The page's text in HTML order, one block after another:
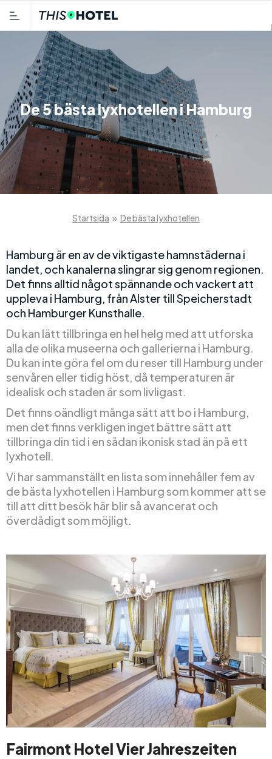
De 5 bästa lyxhotellen i Hamburg
Startsida » De bästa lyxhotellen
Hamburg är en av de viktigaste hamnstäderna i
landet, och kanalerna slingrar sig genom regionen.
Det finns alltid något spännande och vackert att
uppleva i Hamburg, från Alster till Speicherstadt
och Hamburger Kunsthalle.
Du kan lätt tillbringa en hel helg med att utforska
alla de olika museerna och gallerierna i Hamburg.
Du kan inte göra fel om du reser till Hamburg under
senvåren eller tidig höst, då temperaturen är
idealisk och staden är som livligast.
Det finns oändligt många sätt att bo i Hamburg,
men det finns verkligen inget bättre sätt att
tillbringa din tid i en sådan ikonisk stad än på ett
lyxhotell.
Vi har sammanställt en lista som innehåller fem av
de bästa lyxhotellen i Hamburg som kommer att se
till att ditt besök här blir så avancerat och
överdådigt som möjligt.
Fairmont Hotel Vier Jahreszeiten